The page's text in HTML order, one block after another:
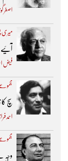
اصغر
میری
آئیے
فیض
سچ کا
احمد فراز
وجہِ